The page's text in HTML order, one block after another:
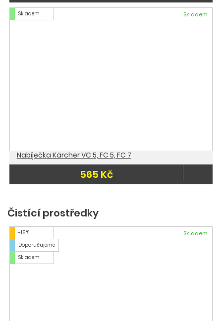
Skladem Skladem
Nabíječka Kärcher VC 5, FC 5, FC 7
565 Kč
Čistící prostředky
-15 %
Doporučujeme
Skladem
Skladem